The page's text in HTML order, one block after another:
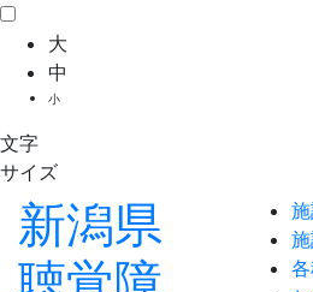
大
中
小
文字
サイズ
新潟県